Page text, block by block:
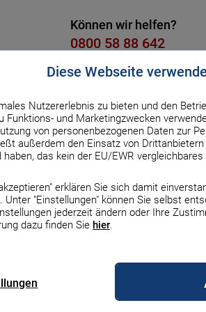
Diese Webseite
Nutzererlebnis zu bieten und den
Funktions- und Marketingzwecken
von personenbezogenen Daten zur
außerdem den Einsatz von
haben, das kein der EU/EWR
erklären Sie sich damit
"Einstellungen" können Sie selbst
jederzeit ändern oder Ihre
dazu finden Sie hier.
Können wir helfen?
0800 58 88 642
Kostenlos, Mo. bis Fr. von 8 bis
Übersicht
& Rechner
& Rechner
und Rechner
Auto-
Versicherung
Auto & Haftpflicht
Strom & Gas
So
wie Sie Ihre Immo­bilie später
Erb­schafts­steuer 2026 aus­fällt,
Sie rech­nen müssen. Plus